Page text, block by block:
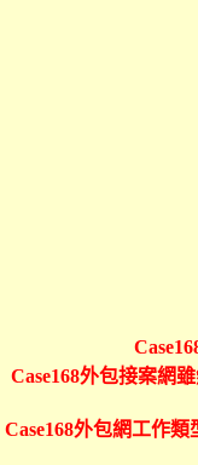
Case168外包接案網
Case168外包網工作